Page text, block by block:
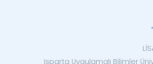
Isparta Uygulamalı Bilimler